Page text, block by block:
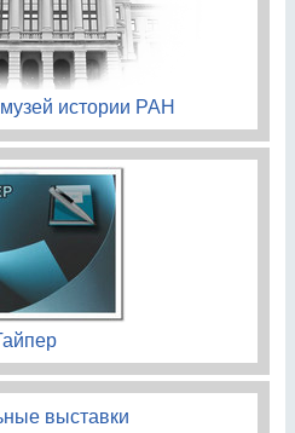
истории РАН
выставки